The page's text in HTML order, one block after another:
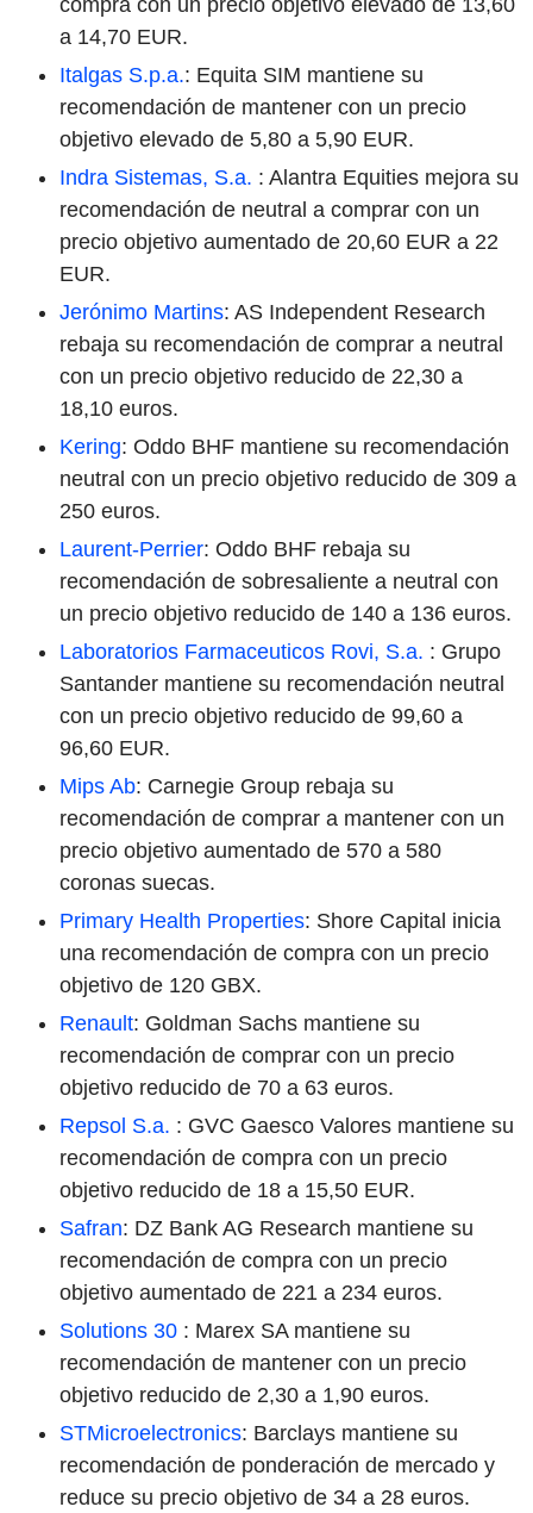
a 14,70 EUR.
Italgas S.p.a.: Equita SIM mantiene su
recomendación de mantener con un precio
objetivo elevado de 5,80 a 5,90 EUR.
Indra Sistemas, S.a. : Alantra Equities mejora su
recomendación de neutral a comprar con un
precio objetivo aumentado de 20,60 EUR a 22
EUR.
Jerónimo Martins: AS Independent Research
rebaja su recomendación de comprar a neutral
con un precio objetivo reducido de 22,30 a
18,10 euros.
Kering: Oddo BHF mantiene su recomendación
neutral con un precio objetivo reducido de 309 a
250 euros.
Laurent-Perrier: Oddo BHF rebaja su
recomendación de sobresaliente a neutral con
un precio objetivo reducido de 140 a 136 euros.
Laboratorios Farmaceuticos Rovi, S.a. : Grupo
Santander mantiene su recomendación neutral
con un precio objetivo reducido de 99,60 a
96,60 EUR.
Mips Ab: Carnegie Group rebaja su
recomendación de comprar a mantener con un
precio objetivo aumentado de 570 a 580
coronas suecas.
Primary Health Properties: Shore Capital inicia
una recomendación de compra con un precio
objetivo de 120 GBX.
Renault: Goldman Sachs mantiene su
recomendación de comprar con un precio
objetivo reducido de 70 a 63 euros.
Repsol S.a. : GVC Gaesco Valores mantiene su
recomendación de compra con un precio
objetivo reducido de 18 a 15,50 EUR.
Safran: DZ Bank AG Research mantiene su
recomendación de compra con un precio
objetivo aumentado de 221 a 234 euros.
Solutions 30 : Marex SA mantiene su
recomendación de mantener con un precio
objetivo reducido de 2,30 a 1,90 euros.
STMicroelectronics: Barclays mantiene su
recomendación de ponderación de mercado y
reduce su precio objetivo de 34 a 28 euros.